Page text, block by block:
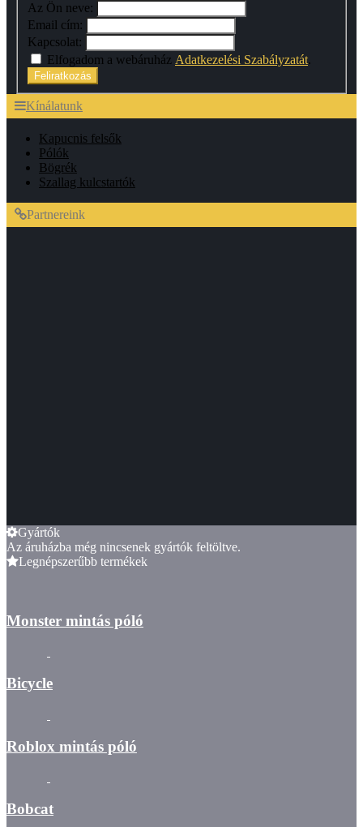
Az Ön neve:
Email cím:
Kapcsolat:
Elfogadom a webáruház Adatkezelési Szabályzatát.
Feliratkozás
Kínálatunk
Kapucnis felsők
Pólók
Bögrék
Szallag kulcstartók
Partnereink
Gyártók
Az áruházba még nincsenek gyártók feltöltve.
Legnépszerűbb termékek
Monster mintás póló
Bicycle
Roblox mintás póló
Bobcat